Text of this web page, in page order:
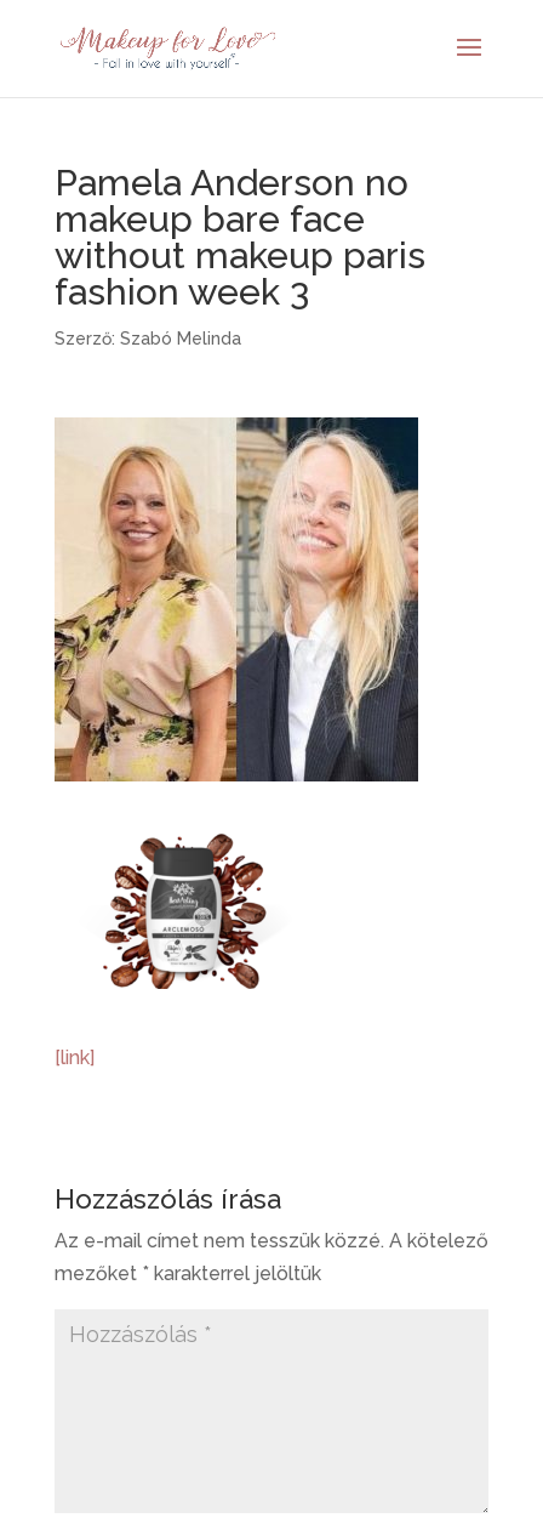
Pamela Anderson no
makeup bare face
without makeup paris
fashion week 3
Szerző: Szabó Melinda
[link]
Hozzászólás írása
Az e-mail címet nem tesszük közzé. A kötelező
mezőket *karakterrel jelöltük